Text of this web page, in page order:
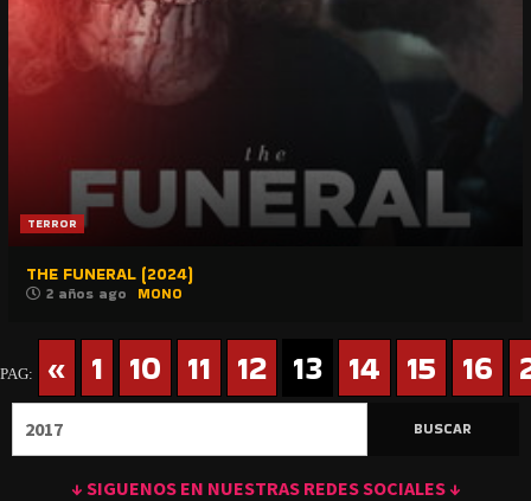
TERROR
THE FUNERAL (2024)
2 años ago MONO
PAG: « 1 10 11 12 13 14 15 16
↓ SIGUENOS EN NUESTRAS REDES SOCIALES ↓